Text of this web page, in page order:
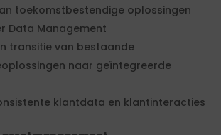
toekomstbestendige oplossingen
Data Management
transitie van bestaande
naar geïntegreerde
klantdata en klantinteracties